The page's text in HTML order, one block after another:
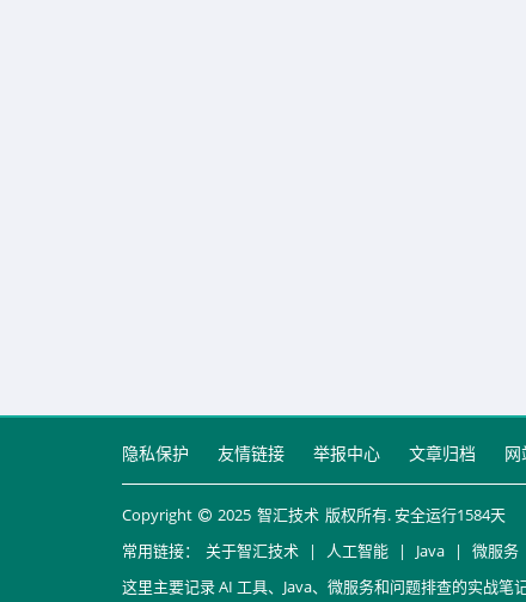
隐私保护 友情链接 举报中心 文章归档 网
Copyright 2025 智汇技术 版权所有. 安全运行1584天
常用链接：
关于智汇技术 | 人工智能 | Java | 微服务
这里主要记录 AI 工具、Java、微服务和问题排查的实战笔